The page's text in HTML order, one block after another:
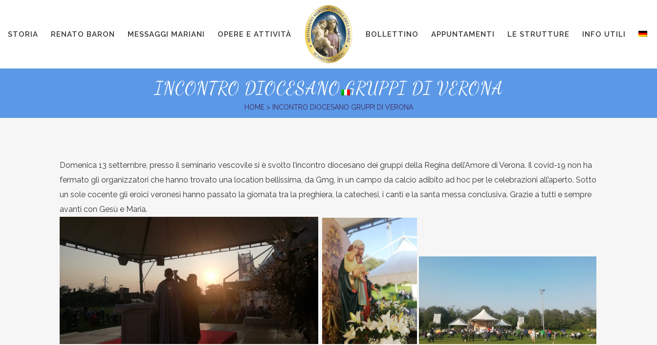
STORIA RENATO BARON MESSAGGI MARIANI OPERE E ATTIVITÀ BOLLETTINO APPUNTAMENTI LE STRUTTURE INFO UTILI
INCONTRO DIOCESANO GRUPPI DI VERONA
HOME> INCONTRO DIOCESANO GRUPPI DI VERONA
Domenica 13 settembre, presso il seminario vescovile si è svolto l’incontro diocesano dei gruppi della Regina dell’Amore di Verona. Il covid-19 non ha
fermato gli organizzatori che hanno trovato una location bellissima, da Gmg, in un campo da calcio adibito ad hoc per le celebrazioni all’aperto. Sotto
un sole cocente gli eroici veronesi hanno passato la giornata tra la preghiera, la catechesi, i canti e la santa messa conclusiva. Grazie a tutti e sempre
avanti con Gesù e Maria.